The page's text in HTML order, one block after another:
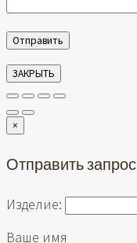
ЗАКРЫТЬ
×
Отправить запрос
Изделие:
Ваше имя